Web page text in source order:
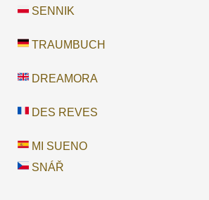
SENNIK
TRAUMBUCH
DREAMORA
DES REVES
MI SUENO
SNÁŘ